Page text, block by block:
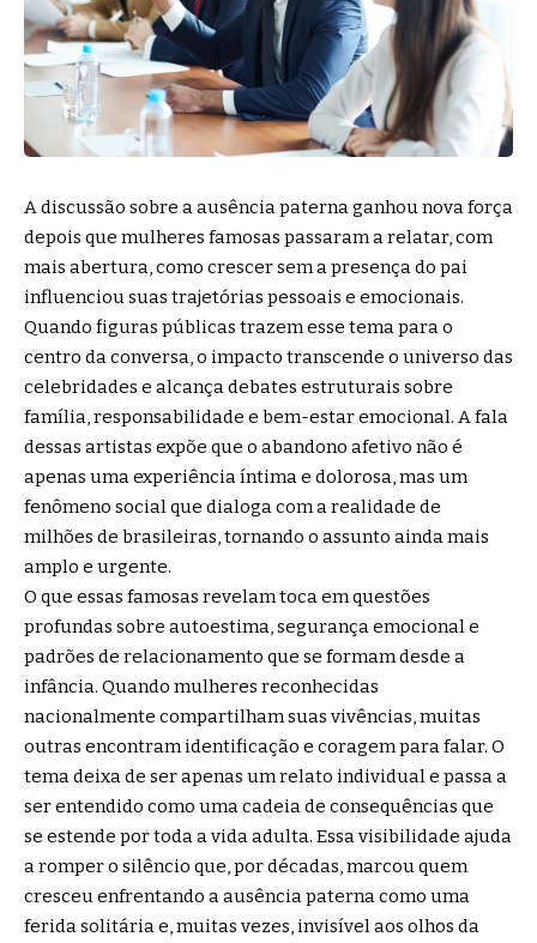
A discussão sobre a ausência paterna ganhou nova força
depois que mulheres famosas passaram a relatar, com
mais abertura, como crescer sem a presença do pai
influenciou suas trajetórias pessoais e emocionais.
Quando figuras públicas trazem esse tema para o
centro da conversa, o impacto transcende o universo das
celebridades e alcança debates estruturais sobre
família, responsabilidade e bem-estar emocional. A fala
dessas artistas expõe que o abandono afetivo não é
apenas uma experiência íntima e dolorosa, mas um
fenômeno social que dialoga com a realidade de
milhões de brasileiras, tornando o assunto ainda mais
amplo e urgente.
O que essas famosas revelam toca em questões
profundas sobre autoestima, segurança emocional e
padrões de relacionamento que se formam desde a
infância. Quando mulheres reconhecidas
nacionalmente compartilham suas vivências, muitas
outras encontram identificação e coragem para falar. O
tema deixa de ser apenas um relato individual e passa a
ser entendido como uma cadeia de consequências que
se estende por toda a vida adulta. Essa visibilidade ajuda
a romper o silêncio que, por décadas, marcou quem
cresceu enfrentando a ausência paterna como uma
ferida solitária e, muitas vezes, invisível aos olhos da